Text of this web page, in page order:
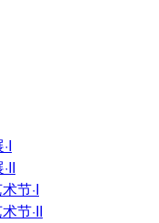
节·I
节·II